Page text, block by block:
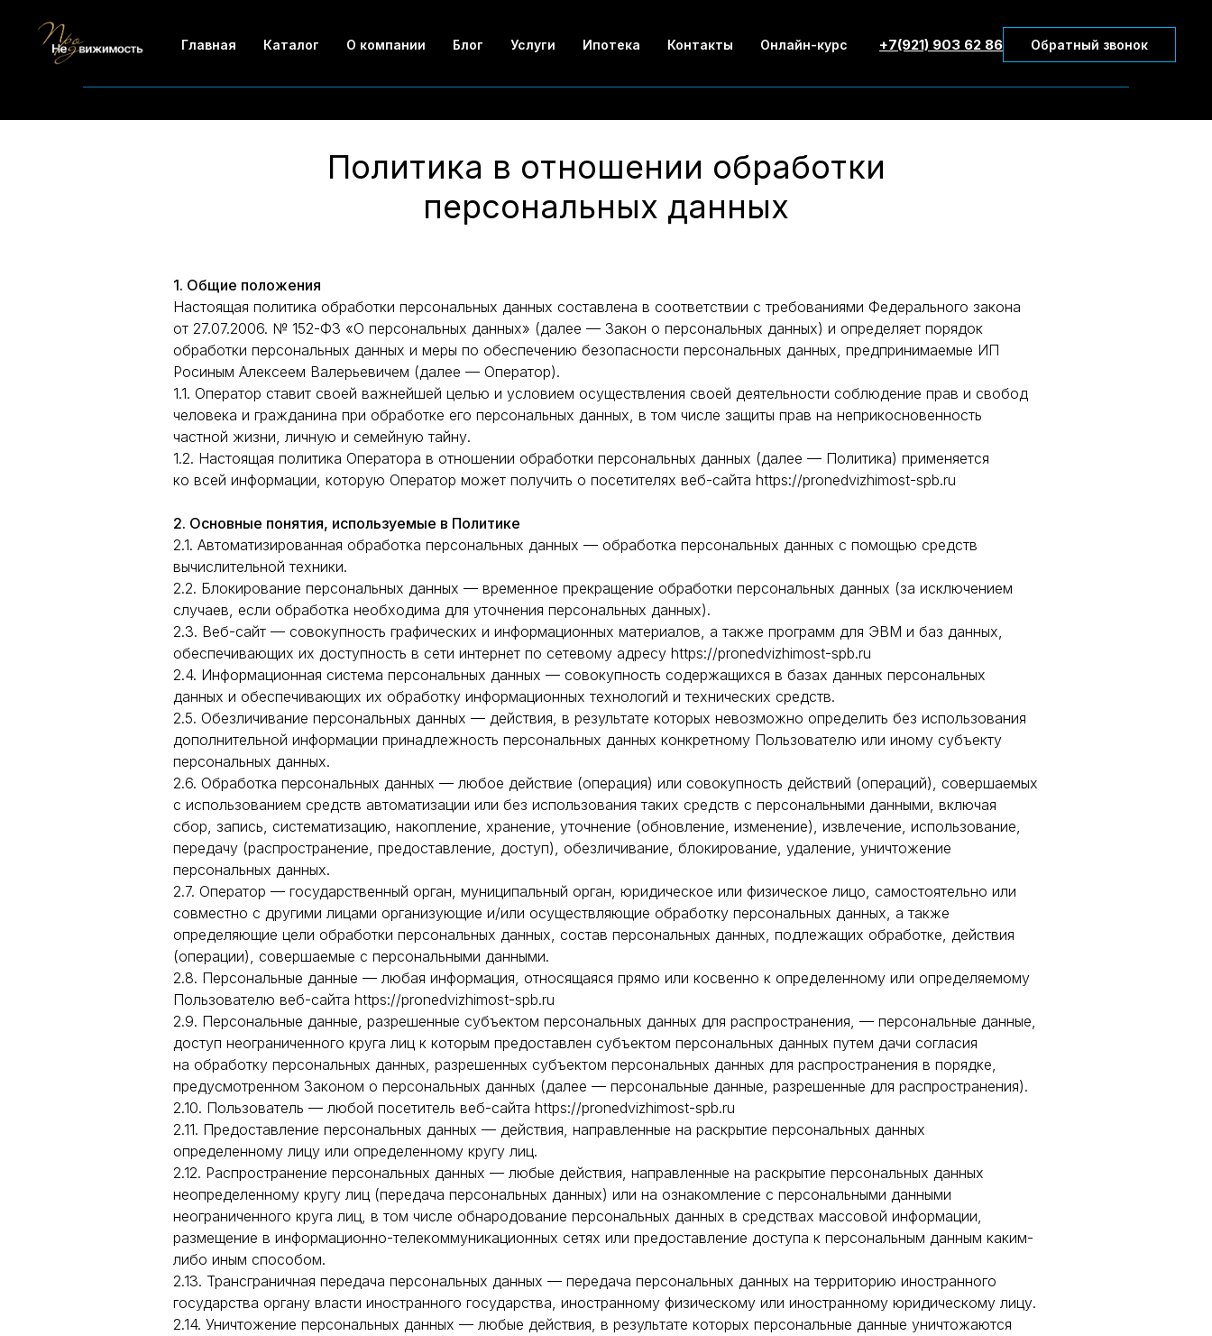
Главная Каталог О компании Блог Услуги Ипотека Контакты Онлайн-курс +7(921) 903 62 86 Обратный звонок
Политика в отношении обработки
персональных данных
1. Общие положения
Настоящая политика обработки персональных данных составлена в соответствии с требованиями Федерального закона
от 27.07.2006. № 152-ФЗ «О персональных данных» (далее — Закон о персональных данных) и определяет порядок
обработки персональных данных и меры по обеспечению безопасности персональных данных, предпринимаемые ИП
Росиным Алексеем Валерьевичем (далее — Оператор).
1.1. Оператор ставит своей важнейшей целью и условием осуществления своей деятельности соблюдение прав и свобод
человека и гражданина при обработке его персональных данных, в том числе защиты прав на неприкосновенность
частной жизни, личную и семейную тайну.
1.2. Настоящая политика Оператора в отношении обработки персональных данных (далее — Политика) применяется
ко всей информации, которую Оператор может получить о посетителях веб-сайта https://pronedvizhimost-spb.ru
2. Основные понятия, используемые в Политике
2.1. Автоматизированная обработка персональных данных — обработка персональных данных с помощью средств
вычислительной техники.
2.2. Блокирование персональных данных — временное прекращение обработки персональных данных (за исключением
случаев, если обработка необходима для уточнения персональных данных).
2.3. Веб-сайт — совокупность графических и информационных материалов, а также программ для ЭВМ и баз данных,
обеспечивающих их доступность в сети интернет по сетевому адресу https://pronedvizhimost-spb.ru
2.4. Информационная система персональных данных — совокупность содержащихся в базах данных персональных
данных и обеспечивающих их обработку информационных технологий и технических средств.
2.5. Обезличивание персональных данных — действия, в результате которых невозможно определить без использования
дополнительной информации принадлежность персональных данных конкретному Пользователю или иному субъекту
персональных данных.
2.6. Обработка персональных данных — любое действие (операция) или совокупность действий (операций), совершаемых
с использованием средств автоматизации или без использования таких средств с персональными данными, включая
сбор, запись, систематизацию, накопление, хранение, уточнение (обновление, изменение), извлечение, использование,
передачу (распространение, предоставление, доступ), обезличивание, блокирование, удаление, уничтожение
персональных данных.
2.7. Оператор — государственный орган, муниципальный орган, юридическое или физическое лицо, самостоятельно или
совместно с другими лицами организующие и/или осуществляющие обработку персональных данных, а также
определяющие цели обработки персональных данных, состав персональных данных, подлежащих обработке, действия
(операции), совершаемые с персональными данными.
2.8. Персональные данные — любая информация, относящаяся прямо или косвенно к определенному или определяемому
Пользователю веб-сайта https://pronedvizhimost-spb.ru
2.9. Персональные данные, разрешенные субъектом персональных данных для распространения, — персональные данные,
доступ неограниченного круга лиц к которым предоставлен субъектом персональных данных путем дачи согласия
на обработку персональных данных, разрешенных субъектом персональных данных для распространения в порядке,
предусмотренном Законом о персональных данных (далее — персональные данные, разрешенные для распространения).
2.10. Пользователь — любой посетитель веб-сайта https://pronedvizhimost-spb.ru
2.11. Предоставление персональных данных — действия, направленные на раскрытие персональных данных
определенному лицу или определенному кругу лиц.
2.12. Распространение персональных данных — любые действия, направленные на раскрытие персональных данных
неопределенному кругу лиц (передача персональных данных) или на ознакомление с персональными данными
неограниченного круга лиц, в том числе обнародование персональных данных в средствах массовой информации,
размещение в информационно-телекоммуникационных сетях или предоставление доступа к персональным данным каким-
либо иным способом.
2.13. Трансграничная передача персональных данных — передача персональных данных на территорию иностранного
государства органу власти иностранного государства, иностранному физическому или иностранному юридическому лицу.
2.14. Уничтожение персональных данных — любые действия, в результате которых персональные данные уничтожаются